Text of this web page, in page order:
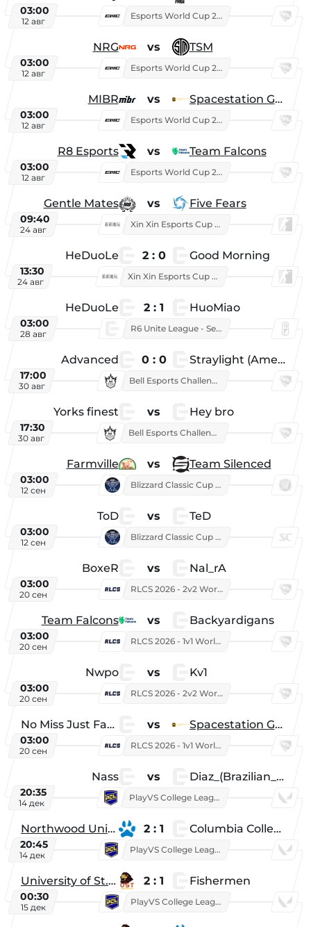
03:00
12 авг
Esports World Cup 2026
NRG vs TSM
03:00
12 авг
Esports World Cup 2026
MIBR vs Spacestation Gaming
03:00
12 авг
Esports World Cup 2026
R8 Esports vs Team Falcons
03:00
12 авг
Esports World Cup 2026
Gentle Mates vs Five Fears
09:40
24 авг
Xin Xin Esports Cup 2025
HeDuoLe 2 : 0 Good Morning
13:30
24 авг
Xin Xin Esports Cup 2026
HeDuoLe 2 : 1 HuoMiao
03:00
28 авг
R6 Unite League - Season 1
Advanced 0 : 0 Straylight (American team)
17:00
30 авг
Bell Esports Challenge 2026
Yorks finest vs Hey bro
17:30
30 авг
Bell Esports Challenge 2026
Farmville vs Team Silenced
03:00
12 сен
Blizzard Classic Cup 2026
ToD vs TeD
03:00
12 сен
Blizzard Classic Cup 2026
BoxeR vs Nal_rA
03:00
20 сен
RLCS 2026 - 2v2 World Championship
Team Falcons vs Backyardigans
03:00
20 сен
RLCS 2026 - 1v1 World Championship
Nwpo vs Kv1
03:00
20 сен
RLCS 2026 - 2v2 World Championship
No Miss Just Fake vs Spacestation Gaming
03:00
20 сен
RLCS 2026 - 1v1 World Championship
Nass vs Diaz_(Brazilian_Player)
20:35
14 дек
PlayVS College League 2025: Fall
Northwood University 2 : 1 Columbia College
20:45
14 дек
PlayVS College League 2025: Fall
University of St. Thomas 2 : 1 Fishermen
00:30
15 дек
PlayVS College League 2025: Fall